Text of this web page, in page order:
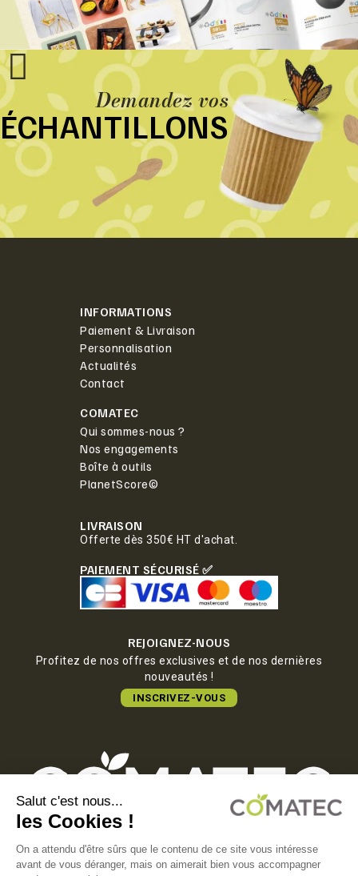
Demandez vos
ÉCHANTILLONS
INFORMATIONS
Paiement & Livraison
Personnalisation
Actualités
Contact
COMATEC
Qui sommes-nous ?
Nos engagements
Boîte à outils
PlanetScore©
LIVRAISON
Offerte dès 350€ HT d'achat.
PAIEMENT SÉCURISÉ ✅
REJOIGNEZ-NOUS
Profitez de nos offres exclusives et de nos dernières
nouveautés !
INSCRIVEZ-VOUS
COMATEC PACKAGING
Boulevard François-Xavier Fafeur